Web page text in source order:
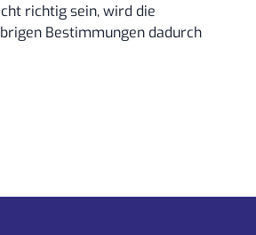
richtig sein, wird die
Bestimmungen dadurch